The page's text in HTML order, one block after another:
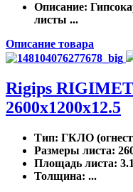
Описание:
листы ...
Описание товара
Rigips
2600x1200x12.5
Тип: ГКЛО
Размеры листа:
Площадь листа:
Толщина: ...